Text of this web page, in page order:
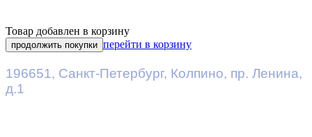
Товар добавлен в корзину
продолжить покупки перейти в корзину
196651, Санкт-Петербург, Колпино, пр. Ленина,
д.1